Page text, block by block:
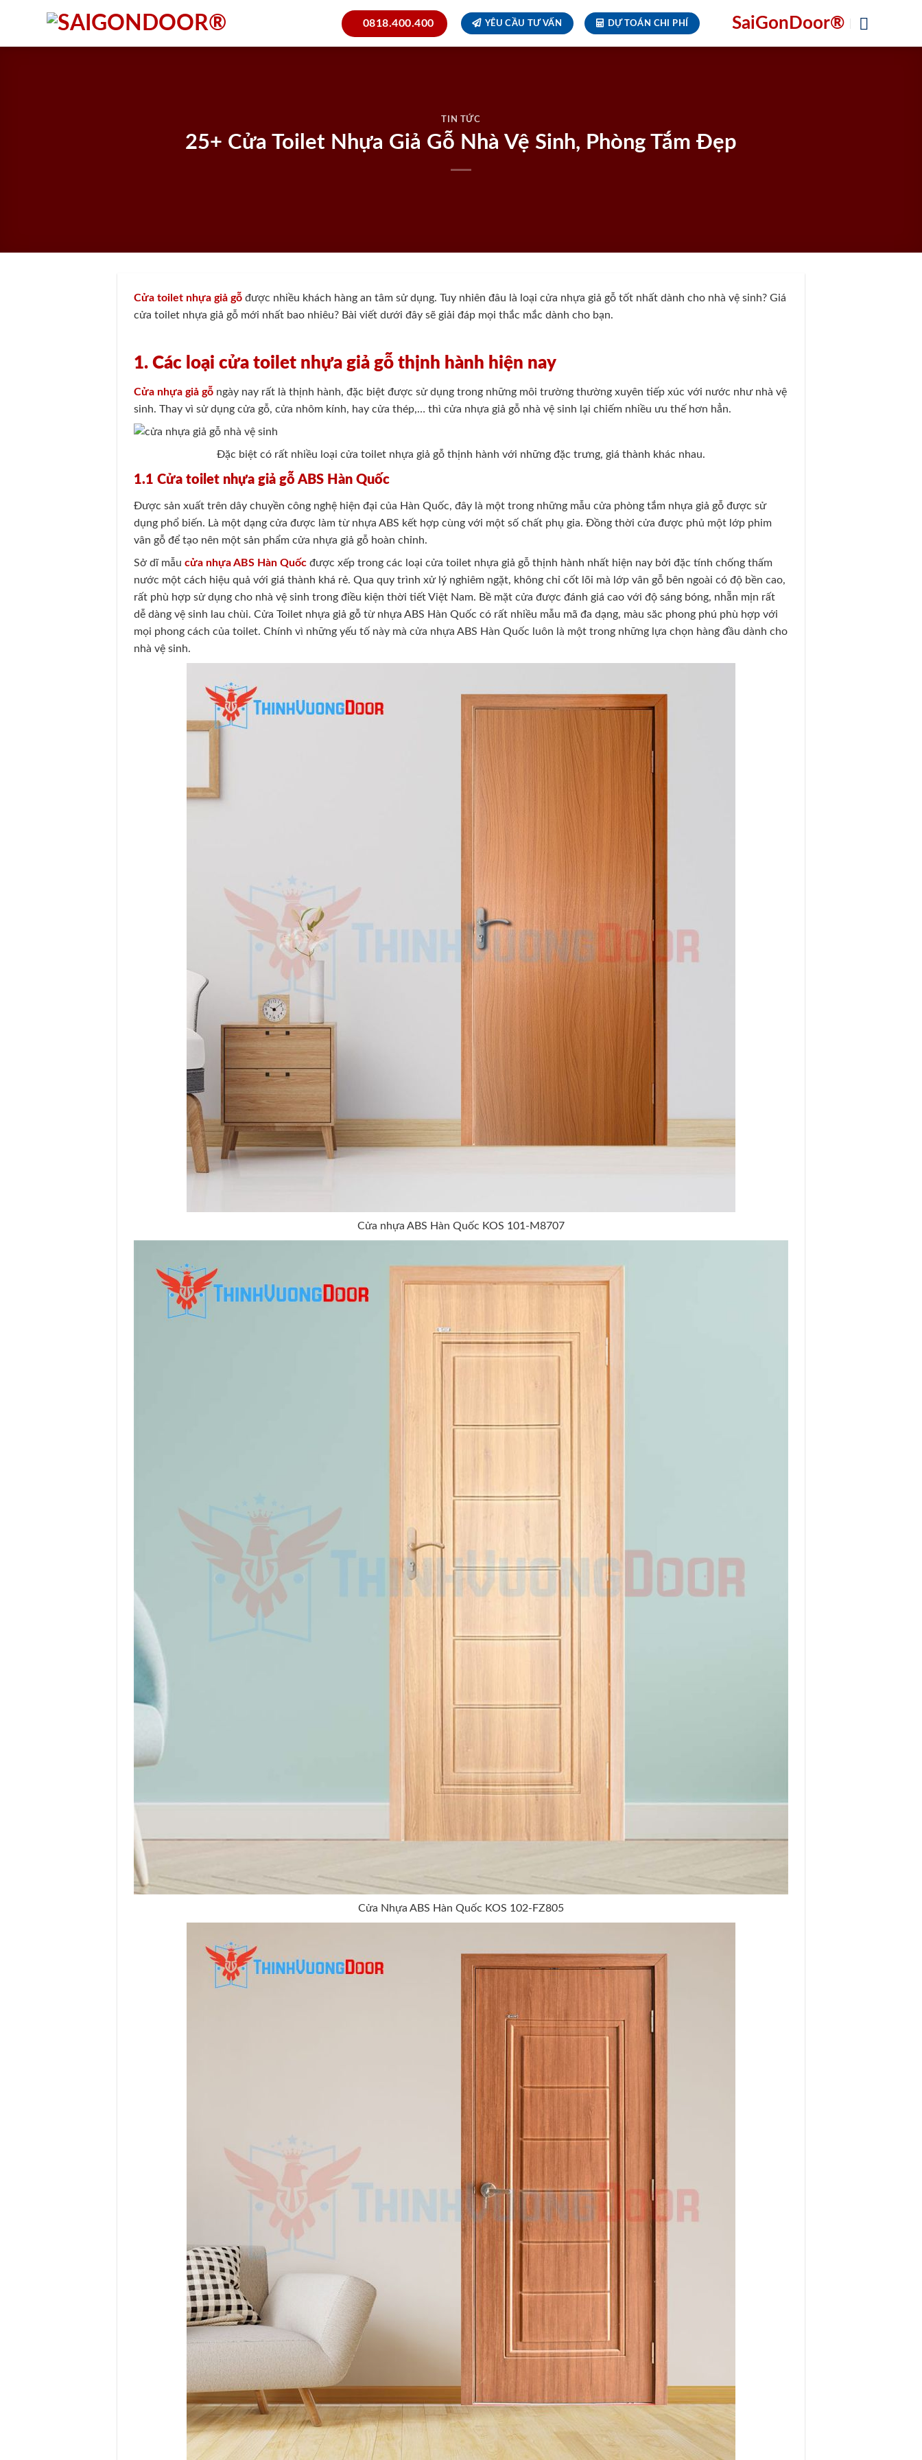
0818.400.400 YÊU CẦU TƯ VẤN DỰ TOÁN CHI PHÍ SaiGonDoor®
TIN TỨC
25+ Cửa Toilet Nhựa Giả Gỗ Nhà Vệ Sinh, Phòng Tắm Đẹp
Cửa toilet nhựa giả gỗ được nhiều khách hàng an tâm sử dụng. Tuy nhiên đâu là loại cửa nhựa giả gỗ tốt nhất dành cho nhà vệ sinh? Giá
cửa toilet nhựa giả gỗ mới nhất bao nhiêu? Bài viết dưới đây sẽ giải đáp mọi thắc mắc dành cho bạn.
1. Các loại cửa toilet nhựa giả gỗ thịnh hành hiện nay
Cửa nhựa giả gỗ ngày nay rất là thịnh hành, đặc biệt được sử dụng trong những môi trường thường xuyên tiếp xúc với nước như nhà vệ
sinh. Thay vì sử dụng cửa gỗ, cửa nhôm kính, hay cửa thép,… thì cửa nhựa giả gỗ nhà vệ sinh lại chiếm nhiều ưu thế hơn hẳn.
Đặc biệt có rất nhiều loại cửa toilet nhựa giả gỗ thịnh hành với những đặc trưng, giá thành khác nhau.
1.1 Cửa toilet nhựa giả gỗ ABS Hàn Quốc
Được sản xuất trên dây chuyền công nghệ hiện đại của Hàn Quốc, đây là một trong những mẫu cửa phòng tắm nhựa giả gỗ được sử
dụng phổ biến. Là một dạng cửa được làm từ nhựa ABS kết hợp cùng với một số chất phụ gia. Đồng thời cửa được phủ một lớp phim
vân gỗ để tạo nên một sản phẩm cửa nhựa giả gỗ hoàn chỉnh.
Sở dĩ mẫucửa nhựa ABS Hàn Quốc được xếp trong các loại cửa toilet nhựa giả gỗ thịnh hành nhất hiện nay bởi đặc tính chống thấm
nước một cách hiệu quả với giá thành khá rẻ. Qua quy trình xử lý nghiêm ngặt, không chỉ cốt lõi mà lớp vân gỗ bên ngoài có độ bền cao,
rất phù hợp sử dụng cho nhà vệ sinh trong điều kiện thời tiết Việt Nam. Bề mặt cửa được đánh giá cao với độ sáng bóng, nhẵn mịn rất
dễ dàng vệ sinh lau chùi. Cửa Toilet nhựa giả gỗ từ nhựa ABS Hàn Quốc có rất nhiều mẫu mã đa dạng, màu săc phong phú phù hợp với
mọi phong cách của toilet. Chính vì những yếu tố này mà cửa nhựa ABS Hàn Quốc luôn là một trong những lựa chọn hàng đầu dành cho
nhà vệ sinh.
Cửa nhựa ABS Hàn Quốc KOS 101-M8707
Cửa Nhựa ABS Hàn Quốc KOS 102-FZ805